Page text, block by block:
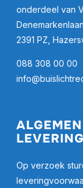
onderdeel van
2391 PZ,
088 308 00 00
Op verzoek